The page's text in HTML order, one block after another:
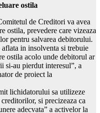
ostila
de Creditori va avea
ostila, prevedere care vizeaza
pentru salvarea debitorului.
in insolventa si trebuie
ostila acolo unde debitorul ar
si-au pierdut interesul”, a
de proiect la
lichidatorului sa utilizeze
si precizeaza ca
adecvata” a activelor la